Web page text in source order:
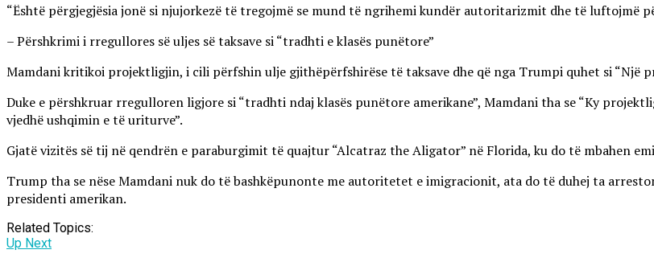
“Është përgjegjësia jonë si njujorkezë të tregojmë se mund të ngrihemi kundër autoritarizmit dhe të luftojmë
– Përshkrimi i rregullores së uljes së taksave si “tradhti e klasës punëtore”
Mamdani kritikoi projektligjin, i cili përfshin ulje gjithëpërfshirëse të taksave dhe që nga Trumpi quhet si “Një
Duke e përshkruar rregulloren ligjore si “tradhti ndaj klasës punëtore amerikane”, Mamdani tha se “Ky
vjedhë ushqimin e të uriturve”.
Gjatë vizitës së tij në qendrën e paraburgimit të quajtur “Alcatraz the Aligator” në Florida, ku do të mbahen
Trump tha se nëse Mamdani nuk do të bashkëpunonte me autoritetet e imigracionit, ata do të duhej ta
presidenti amerikan.
Related Topics:
Up Next